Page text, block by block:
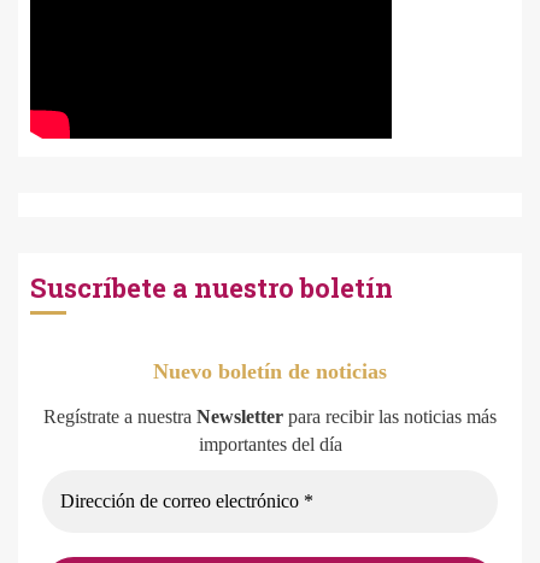
Suscríbete a nuestro boletín
Nuevo boletín de noticias
Regístrate a nuestra Newsletter para recibir las noticias más
importantes del día